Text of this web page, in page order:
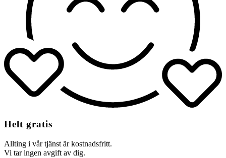
Helt gratis
Allting i vår tjänst är kostnadsfritt.
Vi tar ingen avgift av dig.